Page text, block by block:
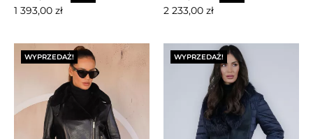
podstawowa
1 393,00 zł
podstawowa
2 233,00 zł
WYPRZEDAŻ! WYPRZEDAŻ!